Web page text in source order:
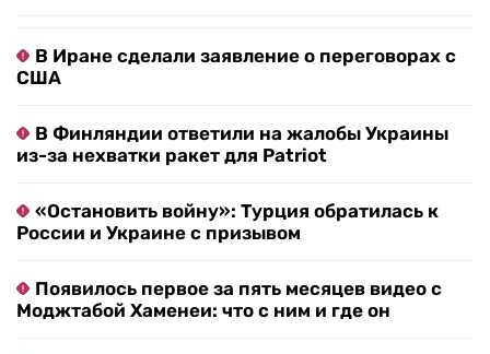
В Иране сделали заявление о переговорах с
США
В Финляндии ответили на жалобы Украины
из-за нехватки ракет для Patriot
«Остановить войну»: Турция обратилась к
России и Украине с призывом
Появилось первое за пять месяцев видео с
Моджтабой Хаменеи: что с ним и где он